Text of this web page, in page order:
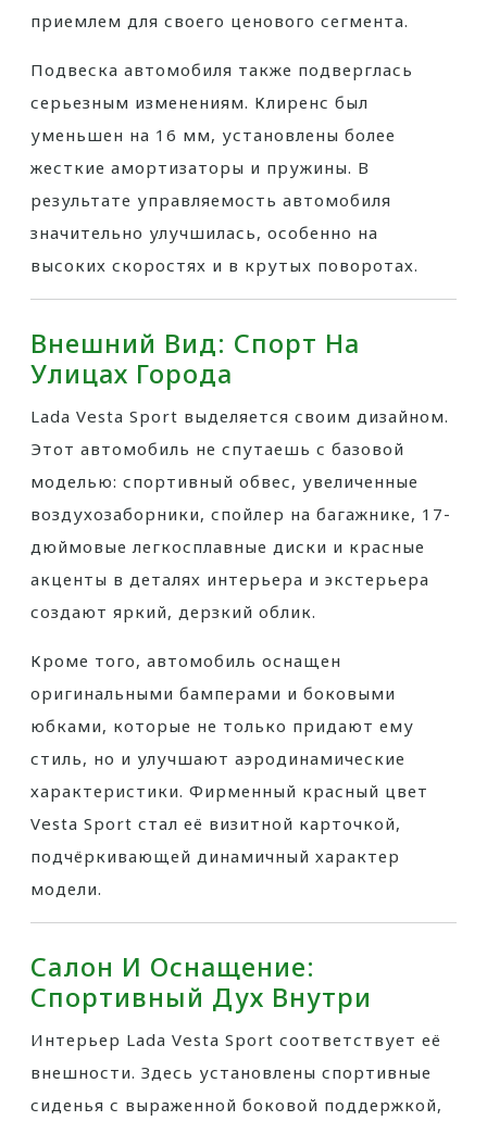
приемлем для своего ценового сегмента.
Подвеска автомобиля также подверглась
серьезным изменениям. Клиренс был
уменьшен на 16 мм, установлены более
жесткие амортизаторы и пружины. В
результате управляемость автомобиля
значительно улучшилась, особенно на
высоких скоростях и в крутых поворотах.
Внешний Вид: Спорт На
Улицах Города
Lada Vesta Sport выделяется своим дизайном.
Этот автомобиль не спутаешь с базовой
моделью: спортивный обвес, увеличенные
воздухозаборники, спойлер на багажнике, 17-
дюймовые легкосплавные диски и красные
акценты в деталях интерьера и экстерьера
создают яркий, дерзкий облик.
Кроме того, автомобиль оснащен
оригинальными бамперами и боковыми
юбками, которые не только придают ему
стиль, но и улучшают аэродинамические
характеристики. Фирменный красный цвет
Vesta Sport стал её визитной карточкой,
подчёркивающей динамичный характер
модели.
Салон И Оснащение:
Спортивный Дух Внутри
Интерьер Lada Vesta Sport соответствует её
внешности. Здесь установлены спортивные
сиденья с выраженной боковой поддержкой,